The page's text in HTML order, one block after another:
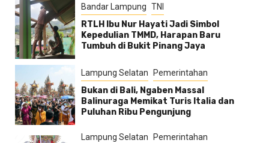
Bandar Lampung TNI
RTLH Ibu Nur Hayati Jadi Simbol
Kepedulian TMMD, Harapan Baru
Tumbuh di Bukit Pinang Jaya
Lampung Selatan Pemerintahan
Bukan di Bali, Ngaben Massal
Balinuraga Memikat Turis Italia dan
Puluhan Ribu Pengunjung
Lampung Selatan Pemerintahan